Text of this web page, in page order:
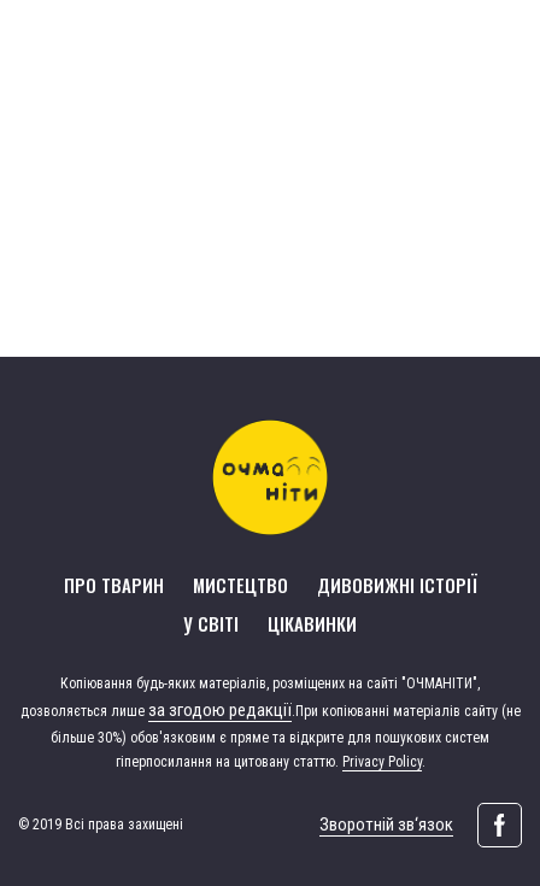
ПРО ТВАРИН МИСТЕЦТВО
ДИВОВИЖНІ ІСТОРІЇ
У СВІТІ
ЦІКАВИНКИ
Зворотній зв‘язок
Копіювання будь-яких матеріалів, розміщених на сайті "ОЧМАНІТИ",
дозволяється лише за згодою редакції При копіюванні матеріалів сайту (не
більше 30%) обов'язковим є пряме та відкрите для пошукових систем
гіперпосилання на цитовану статтю. Privacy Policy.
© 2019 Всі права захищені